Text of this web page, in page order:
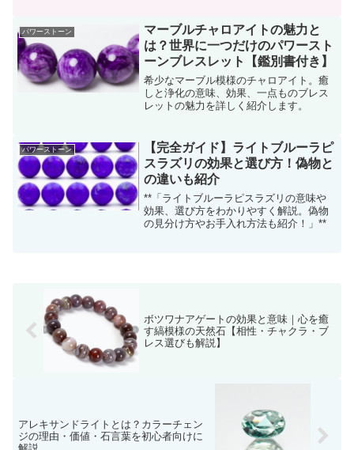
パワーストーン
マーブルチャロアイトの魅力と
は？世界に一つだけのパワースト
ーンブレスレット【鑑別書付き】
希少なマーブル模様のチャロアイト。癒
しと浄化の意味、効果、一点ものブレス
レットの魅力を詳しく紹介します。
パワーストーン
【完全ガイド】ライトブルーラピ
スラズリの効果と選び方！偽物と
の違いも紹介
**「ライトブルーラピスラズリの意味や
効果、選び方をわかりやすく解説。偽物
の見分け方やお手入れ方法も紹介！」**
ボツワナアゲートの効果と意味｜心を癒
す縞模様の天然石【相性・チャクラ・ブ
レス選びも解説】
アレキサンドライトとは？カラーチェン
ジの理由・価値・石言葉を初心者向けに